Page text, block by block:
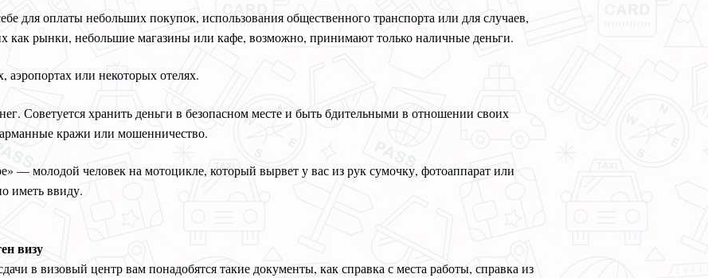
для оплаты небольших покупок, использования общественного транспорта или для случаев,
как рынки, небольшие магазины или кафе, возможно, принимают только наличные деньги.
или некоторых отелях.
Советуется хранить деньги в безопасном месте и быть бдительными в отношении своих
кражи или мошенничество.
— молодой человек на мотоцикле, который вырвет у вас из рук сумочку, фотоаппарат или
иметь ввиду.
визу
в визовый центр вам понадобятся такие документы, как справка с места работы, справка из